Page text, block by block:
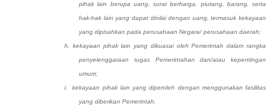
pihak lain berupa uang, surat berharga, piutang, barang, serta
hak-hak lain yang dapat dinilai dengan uang, termasuk kekayaan
yang dipisahkan pada perusahaan Negara/ perusahaan daerah;
h. kekayaan pihak lain yang dikuasai oleh Pemerintah dalam rangka
penyelenggaraan tugas Pemerintahan dan/atau kepentingan
umum;
i. kekayaan pihak lain yang diperoleh dengan menggunakan fasilitas
yang diberikan Pemerintah.